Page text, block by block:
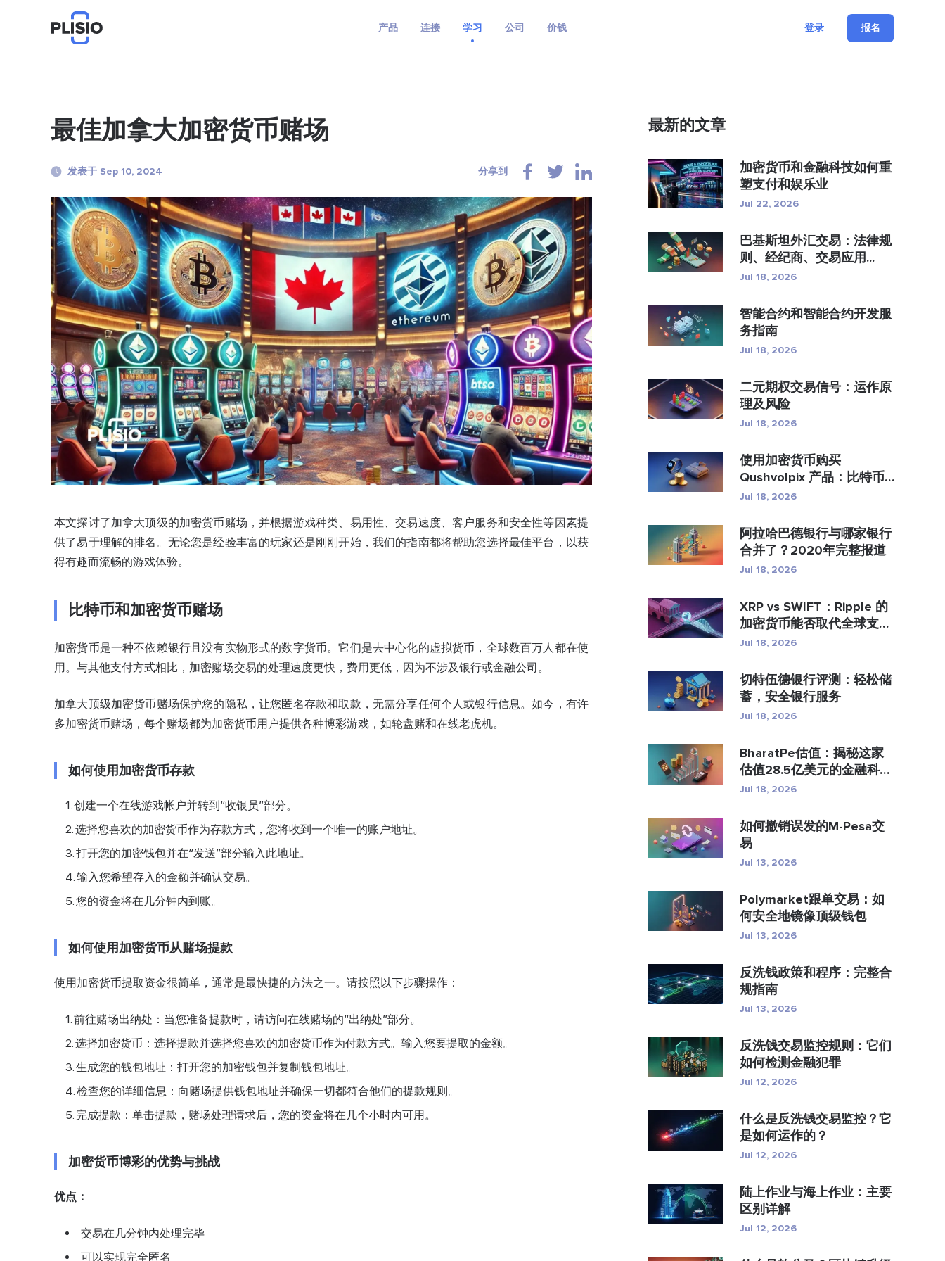
产品 连接 学习 公司 价钱 登录 报名
最佳加拿大加密货币赌场
发表于 Sep 10, 2024 分享到
本文探讨了加拿大顶级的加密货币赌场，并根据游戏种类、易用性、交易速度、客户服务和安全性等因素提
供了易于理解的排名。无论您是经验丰富的玩家还是刚刚开始，我们的指南都将帮助您选择最佳平台，以获
得有趣而流畅的游戏体验。
比特币和加密货币赌场
加密货币是一种不依赖银行且没有实物形式的数字货币。它们是去中心化的虚拟货币，全球数百万人都在使
用。与其他支付方式相比，加密赌场交易的处理速度更快，费用更低，因为不涉及银行或金融公司。
加拿大顶级加密货币赌场保护您的隐私，让您匿名存款和取款，无需分享任何个人或银行信息。如今，有许
多加密货币赌场，每个赌场都为加密货币用户提供各种博彩游戏，如轮盘赌和在线老虎机。
如何使用加密货币存款
创建一个在线游戏帐户并转到“收银员”部分。
选择您喜欢的加密货币作为存款方式，您将收到一个唯一的账户地址。
打开您的加密钱包并在“发送”部分输入此地址。
输入您希望存入的金额并确认交易。
您的资金将在几分钟内到账。
如何使用加密货币从赌场提款
使用加密货币提取资金很简单，通常是最快捷的方法之一。请按照以下步骤操作：
前往赌场出纳处：当您准备提款时，请访问在线赌场的“出纳处”部分。
选择加密货币：选择提款并选择您喜欢的加密货币作为付款方式。输入您要提取的金额。
生成您的钱包地址：打开您的加密钱包并复制钱包地址。
检查您的详细信息：向赌场提供钱包地址并确保一切都符合他们的提款规则。
完成提款：单击提款，赌场处理请求后，您的资金将在几个小时内可用。
加密货币博彩的优势与挑战
优点：
交易在几分钟内处理完毕
可以实现完全匿名
最新的文章
加密货币和金融科技如何重
塑支付和娱乐业
Jul 22, 2026
巴基斯坦外汇交易：法律规
则、经纪商、交易应用...
Jul 18, 2026
智能合约和智能合约开发服
务指南
Jul 18, 2026
二元期权交易信号：运作原
理及风险
Jul 18, 2026
使用加密货币购买
Qushvolpix 产品：比特币
支付、支...
Jul 18, 2026
阿拉哈巴德银行与哪家银行
合并了？2020年完整报道
Jul 18, 2026
XRP vs SWIFT：Ripple 的
加密货币能否取代全球支
付？
Jul 18, 2026
切特伍德银行评测：轻松储
蓄，安全银行服务
Jul 18, 2026
BharatPe估值：揭秘这家
估值28.5亿美元的金融科技
独...
Jul 18, 2026
如何撤销误发的M-Pesa交
易
Jul 13, 2026
Polymarket跟单交易：如
何安全地镜像顶级钱包
Jul 13, 2026
反洗钱政策和程序：完整合
规指南
Jul 13, 2026
反洗钱交易监控规则：它们
如何检测金融犯罪
Jul 12, 2026
什么是反洗钱交易监控？它
是如何运作的？
Jul 12, 2026
陆上作业与海上作业：主要
区别详解
Jul 12, 2026